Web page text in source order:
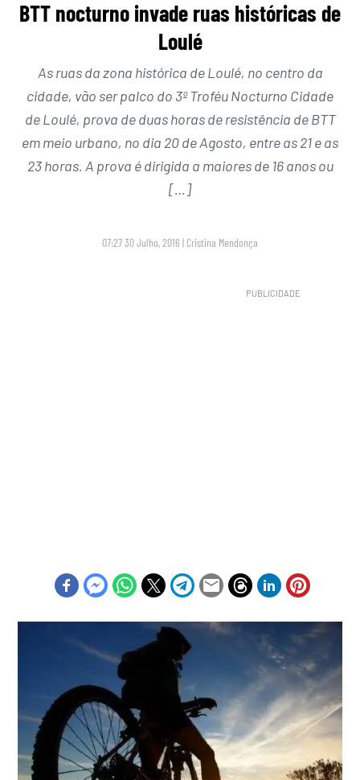
BTT nocturno invade ruas históricas de
Loulé
As ruas da zona histórica de Loulé, no centro da
cidade, vão ser palco do 3º Troféu Nocturno Cidade
de Loulé, prova de duas horas de resistência de BTT
em meio urbano, no dia 20 de Agosto, entre as 21 e as
23 horas. A prova é dirigida a maiores de 16 anos ou
[…]
07:27 30 Julho, 2016 | Cristina Mendonça